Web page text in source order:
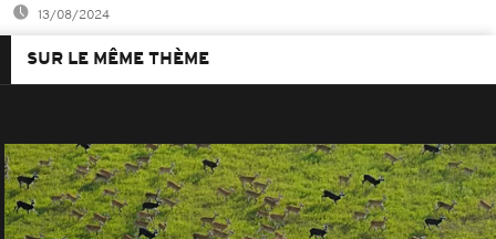
13/08/2024
SUR LE MÊME THÈME